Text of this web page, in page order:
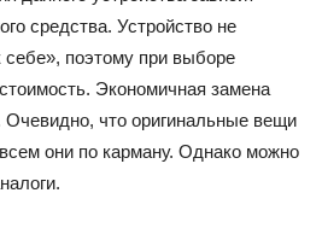
средства. Устройство не
себе», поэтому при выборе
Экономичная замена
что оригинальные вещи
они по карману. Однако можно